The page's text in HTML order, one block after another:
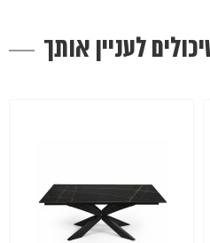
לעניין אותך